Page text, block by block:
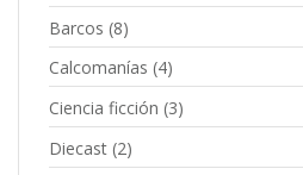
Barcos (8)
Calcomanías (4)
Ciencia ficción (3)
Diecast (2)